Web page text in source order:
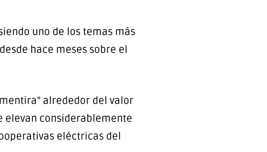
uno de los temas más
hace meses sobre el
alrededor del valor
elevan considerablemente
eléctricas del